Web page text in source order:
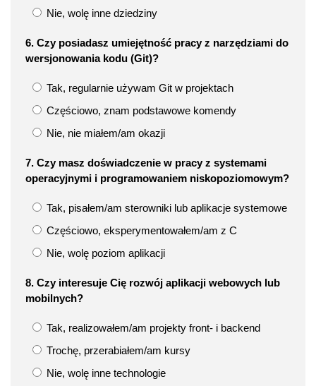
Nie, wolę inne dziedziny
6. Czy posiadasz umiejętność pracy z narzędziami do
wersjonowania kodu (Git)?
Tak, regularnie używam Git w projektach
Częściowo, znam podstawowe komendy
Nie, nie miałem/am okazji
7. Czy masz doświadczenie w pracy z systemami
operacyjnymi i programowaniem niskopoziomowym?
Tak, pisałem/am sterowniki lub aplikacje systemowe
Częściowo, eksperymentowałem/am z C
Nie, wolę poziom aplikacji
8. Czy interesuje Cię rozwój aplikacji webowych lub
mobilnych?
Tak, realizowałem/am projekty front- i backend
Trochę, przerabiałem/am kursy
Nie, wolę inne technologie